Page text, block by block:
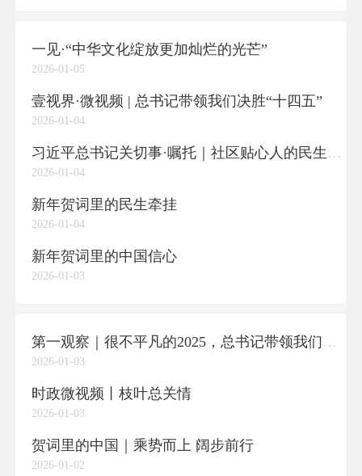
一见·“中华文化绽放更加灿烂的光芒”
2026-01-05
壹视界·微视频 | 总书记带领我们决胜“十四五”
2026-01-04
习近平总书记关切事·嘱托｜社区贴心人的民生守望
2026-01-04
新年贺词里的民生牵挂
2026-01-04
新年贺词里的中国信心
2026-01-03
第一观察｜很不平凡的2025，总书记带领我们乘势而上
2026-01-03
时政微视频丨枝叶总关情
2026-01-03
贺词里的中国｜乘势而上 阔步前行
2026-01-02